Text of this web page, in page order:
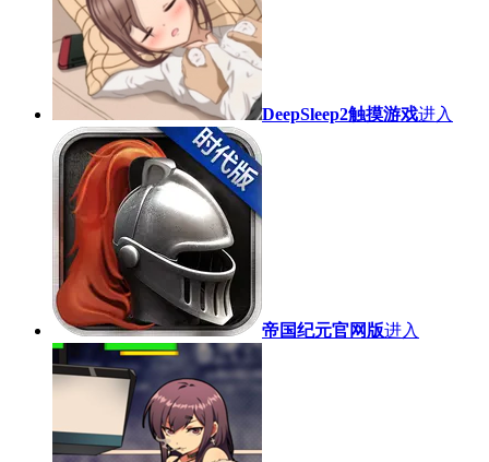
DeepSleep2触摸游戏进入
帝国纪元官网版进入